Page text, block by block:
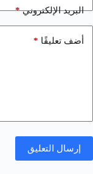
البريد الإلكتروني*
أضف تعليقًا *
إرسال التعليق